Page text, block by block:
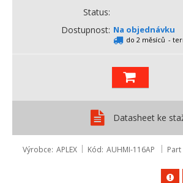
Status
Dostupnost Na objednávku
do 2 měsíců -
Datasheet ke
Výrobce APLEX Kód AUHMI-116AP Part